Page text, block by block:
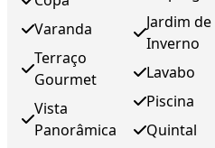
Varanda
Terraço
Gourmet
Vista
Panorâmica
Jardim de
Inverno
Lavabo
Piscina
Quintal